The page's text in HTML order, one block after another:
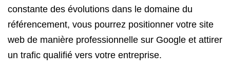
constante des évolutions dans le domaine du
référencement, vous pourrez positionner votre site
web de manière professionnelle sur Google et attirer
un trafic qualifié vers votre entreprise.